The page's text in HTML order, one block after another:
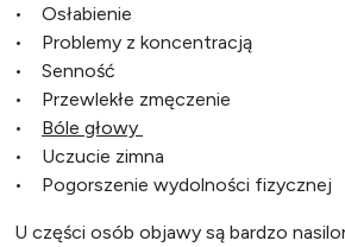
• Osłabienie
• Problemy z koncentracją
• Senność
• Przewlekłe zmęczenie
• Bóle głowy
• Uczucie zimna
• Pogorszenie wydolności fizycznej
U części osób objawy są bardzo